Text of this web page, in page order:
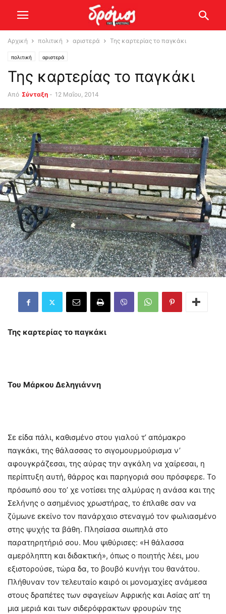
Αρχική πολιτική αριστερά Της καρτερίας το παγκάκι
πολιτική αριστερά
Της καρτερίας το παγκάκι
Από Σύνταξη - 12 Μαΐου, 2014
Της καρτερίας το παγκάκι
Του Μάρκου Δεληγιάννη
Σε είδα πάλι, καθισμένο στου γιαλού τ’ απόμακρο
παγκάκι, της θάλασσας το σιγομουρμούρισμα ν’
αφουγκράζεσαι, της αύρας την αγκάλη να χαίρεσαι, η
περίπτυξη αυτή, θάρρος και παρηγοριά σου πρόσφερε. Το
πρόσωπό σου το’ χε νοτίσει της αλμύρας η ανάσα και της
Σελήνης ο ασημένιος χρωστήρας, το έπλαθε σαν να
ζύμωνε εκείνο τον πανάρχαιο στεναγμό τον φωλιασμένο
στης ψυχής τα βάθη. Πλησίασα σιωπηλά στο
παρατηρητήριό σου. Μου ψιθύρισες: «Η θάλασσα
αμερόληπτη και διδακτική», όπως ο ποιητής λέει, μου
εξιστορούσε, τώρα δα, το βουβό κυνήγι του θανάτου.
Πλήθυναν τον τελευταίο καιρό οι μονομαχίες ανάμεσα
στους δραπέτες των σφαγείων Αφρικής και Ασίας απ’ τη
μια μεριά και των σιδερόφρακτων φρουρών της